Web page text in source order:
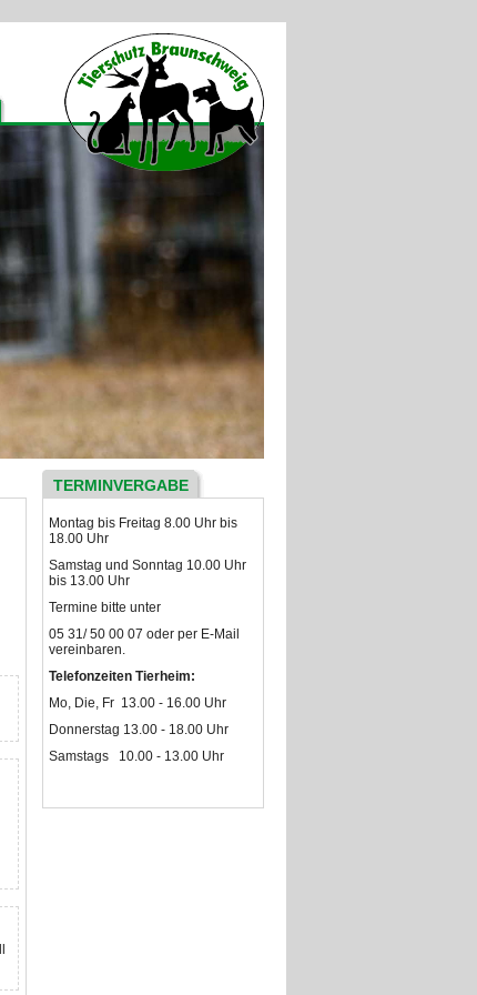
TERMINVERGABE
Montag bis Freitag 8.00 Uhr bis
18.00 Uhr
Samstag und Sonntag 10.00 Uhr
bis 13.00 Uhr
Termine bitte unter
05 31/ 50 00 07 oder per E-Mail
vereinbaren.
Telefonzeiten Tierheim:
Mo, Die, Fr 13.00 - 16.00 Uhr
Donnerstag 13.00 - 18.00 Uhr
Samstags 10.00 - 13.00 Uhr